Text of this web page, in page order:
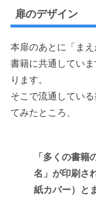
扉のデザイン
本扉のあとに「ま
書籍に共通してい
ります。
そこで流通してい
てみたところ、
「多くの書籍
名」が印刷さ
紙カバー）と